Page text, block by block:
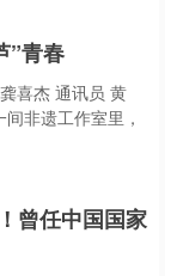
”青春
喜杰 通讯员 黄
非遗工作室里，
曾任中国国家